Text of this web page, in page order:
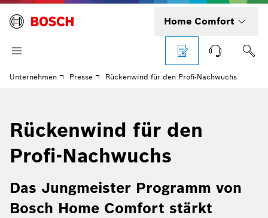
Home Comfort
Unternehmen Presse Rückenwind für den Profi-Nachwuchs
Rückenwind für den
Profi-Nachwuchs
Das Jungmeister Programm von
Bosch Home Comfort stärkt